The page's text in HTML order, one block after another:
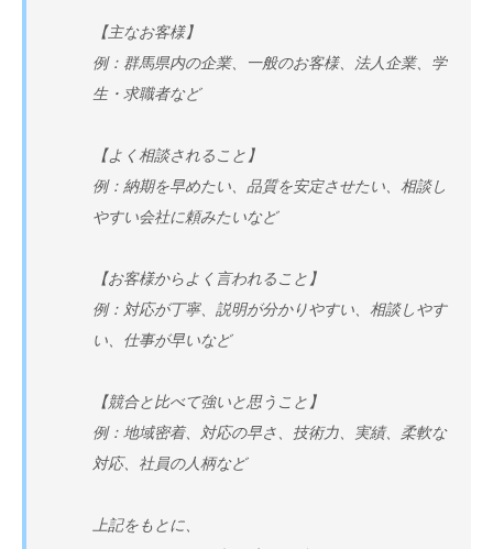
【主なお客様】
例：群馬県内の企業、一般のお客様、法人企業、学
生・求職者など
【よく相談されること】
例：納期を早めたい、品質を安定させたい、相談し
やすい会社に頼みたいなど
【お客様からよく言われること】
例：対応が丁寧、説明が分かりやすい、相談しやす
い、仕事が早いなど
【競合と比べて強いと思うこと】
例：地域密着、対応の早さ、技術力、実績、柔軟な
対応、社員の人柄など
上記をもとに、